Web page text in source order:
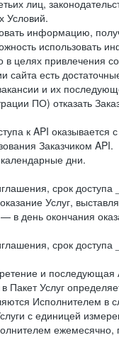
лиц,
Условий.
информацию,
использовать
в целях привлечения
есть
и их
ПО) отказать
к API оказывается
Заказчиком API.
дни.
срок
Услуг,
в день окончания
срок
и
Пакет Услуг
Исполнителем в
с единицей